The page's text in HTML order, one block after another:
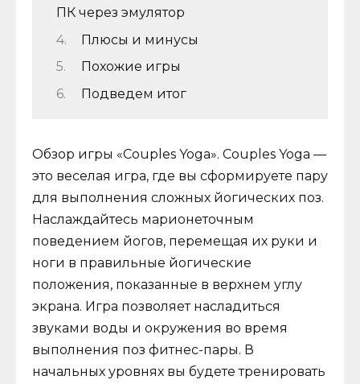
ПК через эмулятор
Плюсы и минусы
Похожие игры
Подведем итог
Обзор игры «Couples Yoga». Couples Yoga —
это веселая игра, где вы сформируете пару
для выполнения сложных йогических поз.
Наслаждайтесь марионеточным
поведением йогов, перемещая их руки и
ноги в правильные йогические
положения, показанные в верхнем углу
экрана. Игра позволяет насладиться
звуками воды и окружения во время
выполнения поз фитнес-пары. В
начальных уровнях вы будете тренировать